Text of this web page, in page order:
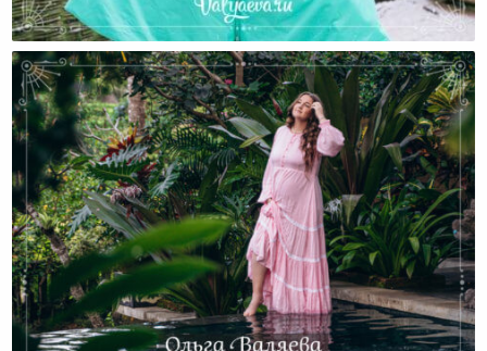
Очень Хочется «похудеть К Лету»?